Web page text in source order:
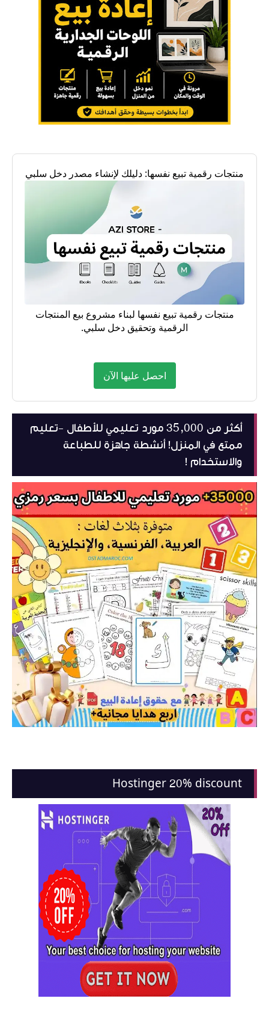
منتجات رقمية تبيع نفسها: دليلك لإنشاء مصدر دخل سلبي
منتجات رقمية تبيع نفسها لبناء مشروع بيع المنتجات
الرقمية وتحقيق دخل سلبي.
احصل عليها الآن
أكثر من 35,000 مورد تعليمي للأطفال -تعليم
ممتع في المنزل! أنشطة جاهزة للطباعة
والاستخدام !
Hostinger 20% discount